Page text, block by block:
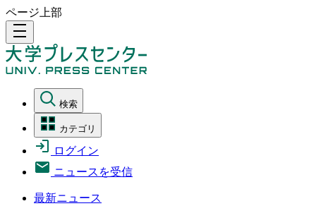
ページ上部
density_medium
検索
カテゴリ
ログイン
ニュースを受信
最新ニュース